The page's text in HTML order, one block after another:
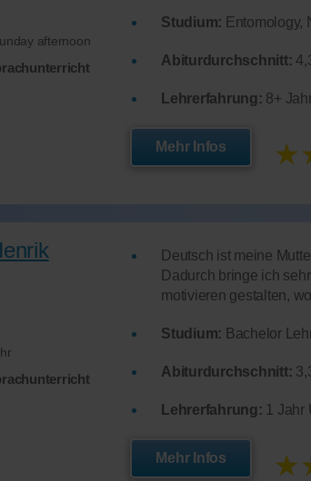
Studium: Entomology,
Abiturdurchschnitt:
Lehrerfahrung: 8+
Mehr Infos
afternoon
Deutsch ist meine
Dadurch bringe ich
motivieren gestalten,
Studium: Bachelor
Abiturdurchschnitt:
Lehrerfahrung: 1 Jahr
Mehr Infos